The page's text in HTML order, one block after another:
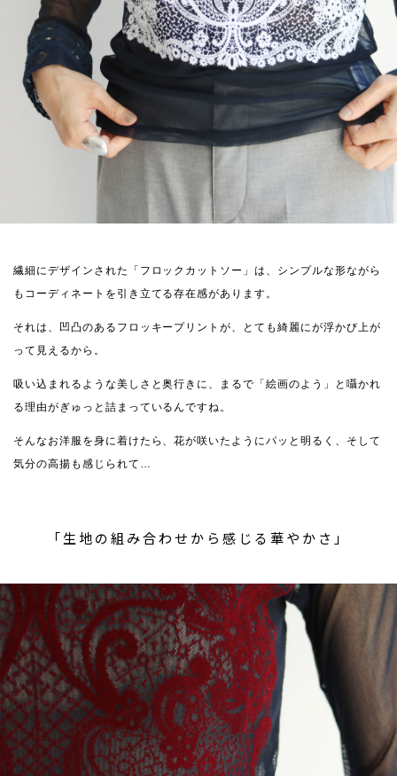
繊細にデザインされた「フロックカットソー」は、シンプルな形ながら
もコーディネートを引き立てる存在感があります。
それは、凹凸のあるフロッキープリントが、とても綺麗にが浮かび上が
って見えるから。
吸い込まれるような美しさと奥行きに、まるで「絵画のよう」と囁かれ
る理由がぎゅっと詰まっているんですね。
そんなお洋服を身に着けたら、花が咲いたようにパッと明るく、そして
気分の高揚も感じられて…
「生地の組み合わせから感じる華やかさ」